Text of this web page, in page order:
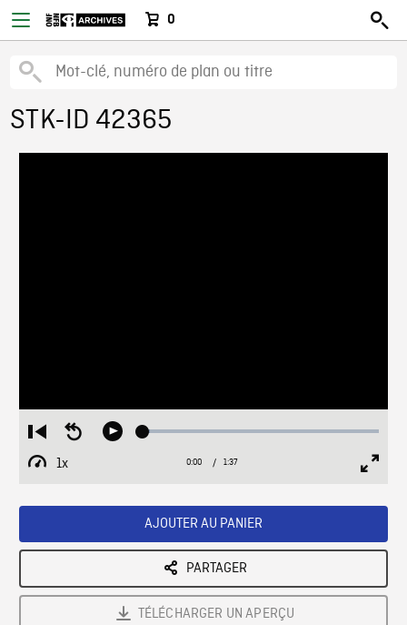
0
STK-ID 42365
Restart
from
beginning
Seek
Play Loaded:
1x
Playback
Current
0:00 / Duration
1:37
AJOUTER AU PANIER
PARTAGER
TÉLÉCHARGER UN APERÇU